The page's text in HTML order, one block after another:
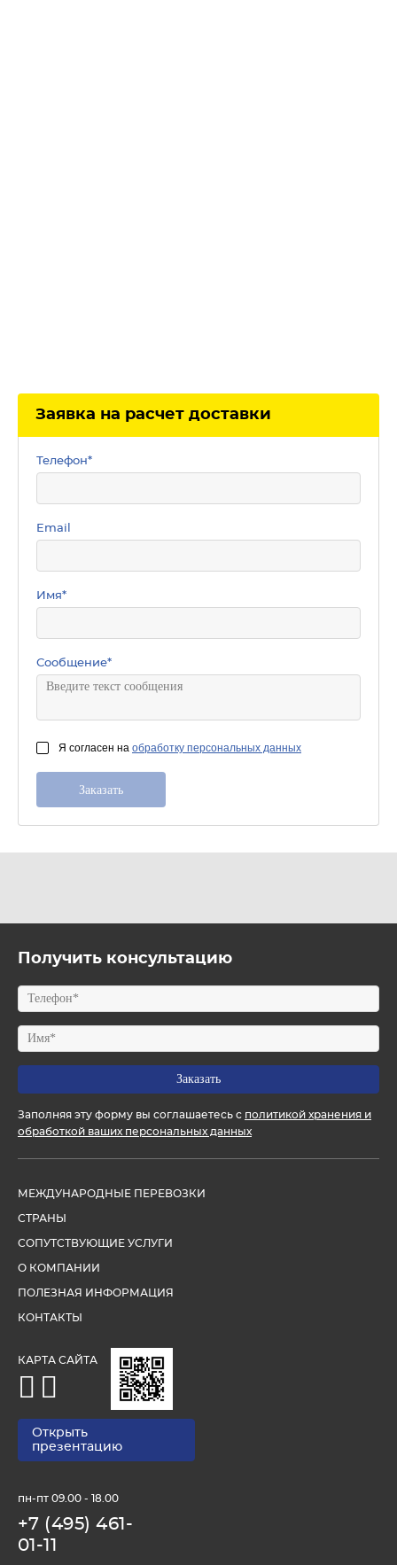
Заявка на расчет доставки
Телефон*
Email
Имя*
Сообщение*
Я согласен на обработку персональных данных
Получить консультацию
Заполняя эту форму вы соглашаетесь с политикой хранения и
обработкой ваших персональных данных
МЕЖДУНАРОДНЫЕ ПЕРЕВОЗКИ
СТРАНЫ
СОПУТСТВУЮЩИЕ УСЛУГИ
О КОМПАНИИ
ПОЛЕЗНАЯ ИНФОРМАЦИЯ
КОНТАКТЫ
КАРТА САЙТА
Открыть
презентацию
пн-пт 09.00 - 18.00
+7 (495) 461-
01-11